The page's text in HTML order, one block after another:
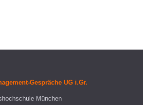
Gespräche UG i.Gr.
München